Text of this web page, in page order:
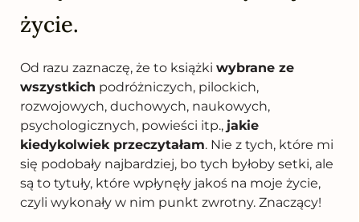
życie.
Od razu zaznaczę, że to książki wybrane ze
wszystkich podróżniczych, pilockich,
rozwojowych, duchowych, naukowych,
psychologicznych, powieści itp., jakie
kiedykolwiek przeczytałam. Nie z tych, które mi
się podobały najbardziej, bo tych byłoby setki, ale
są to tytuły, które wpłynęły jakoś na moje życie,
czyli wykonały w nim punkt zwrotny. Znaczący!